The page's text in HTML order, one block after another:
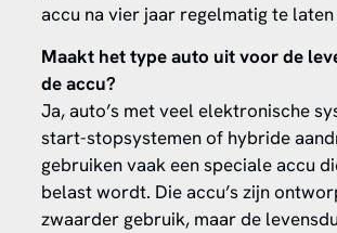
accu na vier jaar regelmatig te
Maakt het type auto uit voor de
de accu?
Ja, auto’s met veel elektronische
start-stopsystemen of hybride
gebruiken vaak een speciale accu
belast wordt. Die accu’s zijn
zwaarder gebruik, maar de